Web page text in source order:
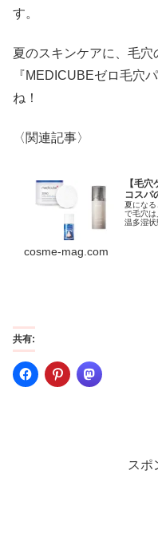
す。
夏のスキンケアに、毛
『MEDICUBEゼロ毛穴
ね！
〈関連記事〉
【毛
コスパ
夏にな
で毛穴
温多湿
cosme-mag.com
共有:
スポ